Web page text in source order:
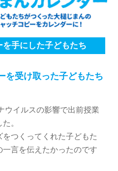
手にした子どもたち
を受け取った子どもたち
ウイルスの影響で出前授業
。
つくってくれた子どもた
言を伝えたかったのです